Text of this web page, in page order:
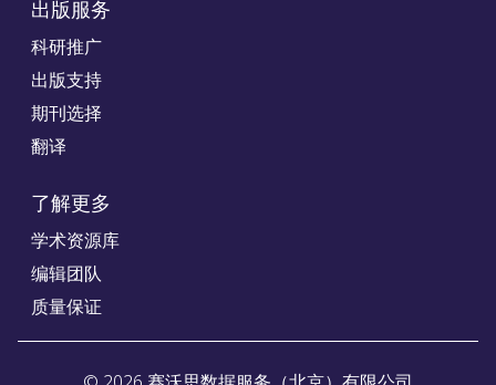
出版服务
科研推广
出版支持
期刊选择
翻译
了解更多
学术资源库
编辑团队
质量保证